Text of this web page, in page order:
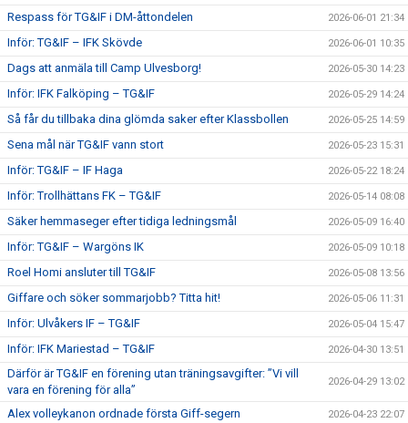
Respass för TG&IF i DM-åttondelen 2026-06-01 21:34
Inför: TG&IF – IFK Skövde 2026-06-01 10:35
Dags att anmäla till Camp Ulvesborg! 2026-05-30 14:23
Inför: IFK Falköping – TG&IF 2026-05-29 14:24
Så får du tillbaka dina glömda saker efter Klassbollen 2026-05-25 14:59
Sena mål när TG&IF vann stort 2026-05-23 15:31
Inför: TG&IF – IF Haga 2026-05-22 18:24
Inför: Trollhättans FK – TG&IF 2026-05-14 08:08
Säker hemmaseger efter tidiga ledningsmål 2026-05-09 16:40
Inför: TG&IF – Wargöns IK 2026-05-09 10:18
Roel Homi ansluter till TG&IF 2026-05-08 13:56
Giffare och söker sommarjobb? Titta hit! 2026-05-06 11:31
Inför: Ulvåkers IF – TG&IF 2026-05-04 15:47
Inför: IFK Mariestad – TG&IF 2026-04-30 13:51
Därför är TG&IF en förening utan träningsavgifter: ”Vi vill
vara en förening för alla”
2026-04-29 13:02
Alex volleykanon ordnade första Giff-segern 2026-04-23 22:07